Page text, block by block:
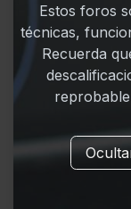
Estos foros
técnicas,
Recuerda